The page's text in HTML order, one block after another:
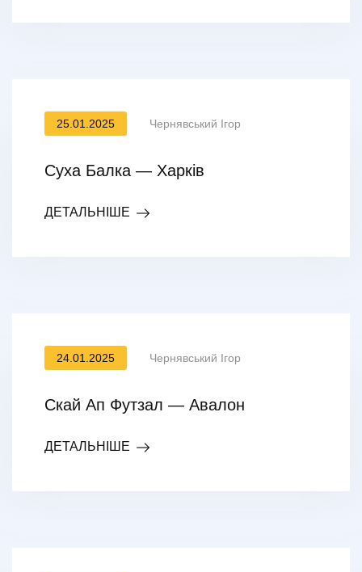
25.01.2025 Чернявський Ігор
Суха Балка — Харків
ДЕТАЛЬНІШЕ
24.01.2025 Чернявський Ігор
Скай Ап Футзал — Авалон
ДЕТАЛЬНІШЕ